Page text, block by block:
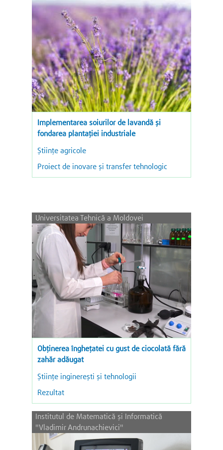
Implementarea soiurilor de lavandă și
fondarea plantației industriale
Ştiinţe agricole
Proiect de inovare și transfer tehnologic
Universitatea Tehnică a Moldovei
Obținerea îngheţatei cu gust de ciocolată fără
zahăr adăugat
Ştiinţe inginereşti şi tehnologii
Rezultat
Institutul de Matematică şi Informatică
"Vladimir Andrunachievici"